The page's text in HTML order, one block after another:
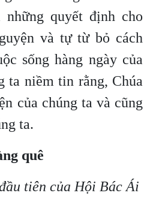
quyết định cho
và tự từ bỏ cách
sống hàng ngày của
ta niềm tin rằng, Chúa
của chúng ta và cũng
ta.
quê
tiên của Hội Bác Ái